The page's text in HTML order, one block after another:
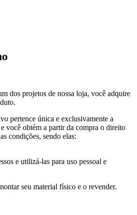
dos projetos de nossa loja, você adquire
pertence única e exclusivamente a
e você obtém a partir da compra o direito
condições, sendo elas:
e utilizá-las para uso pessoal e
seu material físico e o revender.